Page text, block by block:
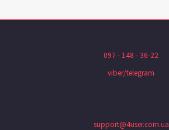
097 - 148 - 36-22
viber/telegram
support@4user.com.ua